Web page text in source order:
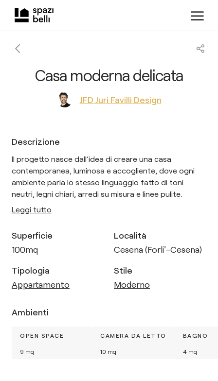
Casa moderna delicata
JFD Juri Favilli Design
Descrizione
Il progetto nasce dall’idea di creare una casa
contemporanea, luminosa e accogliente, dove ogni
ambiente parla lo stesso linguaggio fatto di toni
neutri, legni chiari, arredi su misura e linee pulite.
Leggi tutto
Superficie
100mq
Località
Cesena (Forli'-Cesena)
Tipologia
Appartamento
Stile
Moderno
Ambienti
OPEN SPACE
9 mq
CAMERA DA LETTO
10 mq
BAGNO
4mq